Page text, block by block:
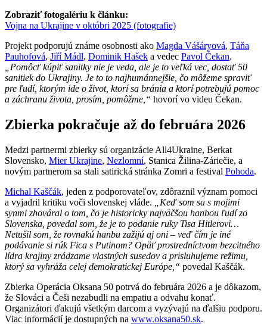
Zobraziť fotogalériu k článku:
Vojna na Ukrajine v októbri 2025 (fotografie)
Projekt podporujú známe osobnosti ako Magda Vášáryová, Táňa
Pauhofová, Jiří Mádl, Dominik Hašek a vedec Pavol Čekan.
„Pomôcť kúpiť sanitky nie je veda, ale je to veľká vec, dostať 50
sanitiek do Ukrajiny. Je to to najhumánnejšie, čo môžeme spraviť
pre ľudí, ktorým ide o život, ktorí sa bránia a ktorí potrebujú pomoc
a záchranu života, prosím, pomôžme,“ hovorí vo videu Čekan.
Zbierka pokračuje až do februára 2026
Medzi partnermi zbierky sú organizácie All4Ukraine, Berkat
Slovensko, Mier Ukrajine, Nezlomní, Stanica Žilina-Záriečie, a
novým partnerom sa stali satirická stránka Zomri a festival Pohoda.
Michal Kaščák, jeden z podporovateľov, zdôraznil význam pomoci
a vyjadril kritiku voči slovenskej vláde.
„Keď som sa s mojimi
synmi zhováral o tom, čo je historicky najväčšou hanbou ľudí zo
Slovenska, povedal som, že je to podanie ruky Tisa Hitlerovi…
Netušil som, že rovnakú hanbu zažijú aj oni – veď čím je iné
podávanie si rúk Fica s Putinom? Opäť prostredníctvom bezcitného
lídra krajiny zrádzame vlastných susedov a prisluhujeme režimu,
ktorý sa vyhráža celej demokratickej Európe,“ povedal Kaščák.
Zbierka Operácia Oksana 50 potrvá do februára 2026 a je dôkazom,
že Slováci a Češi nezabudli na empatiu a odvahu konať.
Organizátori ďakujú všetkým darcom a vyzývajú na ďalšiu podporu.
Viac informácií je dostupných na www.oksana50.sk.